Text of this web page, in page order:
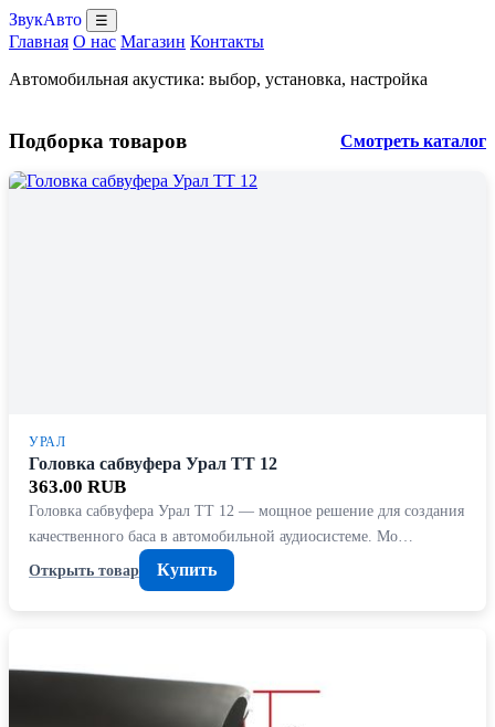
ЗвукАвто ☰
Главная О нас Магазин Контакты
Автомобильная акустика: выбор, установка, настройка
Подборка товаров Смотреть каталог
УРАЛ
Головка сабвуфера Урал TT 12
363.00 RUB
Головка сабвуфера Урал TT 12 — мощное решение для создания
качественного баса в автомобильной аудиосистеме. Мо…
Открыть товар
Купить